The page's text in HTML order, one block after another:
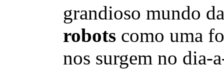
grandioso mundo
robots como uma
nos surgem no dia-